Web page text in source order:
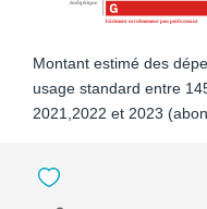
Montant estimé des
usage standard entre
2021,2022 et 2023